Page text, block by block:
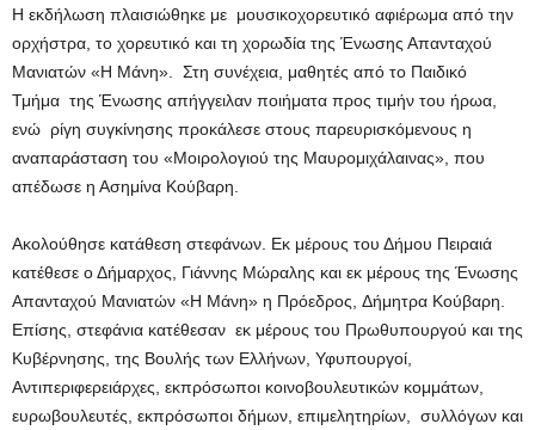
Η εκδήλωση πλαισιώθηκε με μουσικοχορευτικό αφιέρωμα από την
ορχήστρα, το χορευτικό και τη χορωδία της Ένωσης Απανταχού
Μανιατών «Η Μάνη». Στη συνέχεια, μαθητές από το Παιδικό
Τμήμα της Ένωσης απήγγειλαν ποιήματα προς τιμήν του ήρωα,
ενώ ρίγη συγκίνησης προκάλεσε στους παρευρισκόμενους η
αναπαράσταση του «Μοιρολογιού της Μαυρομιχάλαινας», που
απέδωσε η Ασημίνα Κούβαρη.
Ακολούθησε κατάθεση στεφάνων. Εκ μέρους του Δήμου Πειραιά
κατέθεσε ο Δήμαρχος, Γιάννης Μώραλης και εκ μέρους της Ένωσης
Απανταχού Μανιατών «Η Μάνη» η Πρόεδρος, Δήμητρα Κούβαρη.
Επίσης, στεφάνια κατέθεσαν εκ μέρους του Πρωθυπουργού και της
Κυβέρνησης, της Βουλής των Ελλήνων, Υφυπουργοί,
Αντιπεριφερειάρχες, εκπρόσωποι κοινοβουλευτικών κομμάτων,
ευρωβουλευτές, εκπρόσωποι δήμων, επιμελητηρίων, συλλόγων και